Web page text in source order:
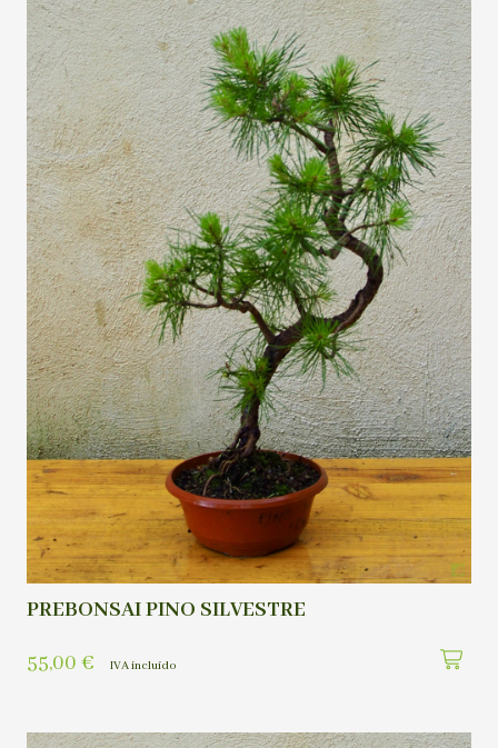
PREBONSAI PINO SILVESTRE
55,00 € IVA incluído